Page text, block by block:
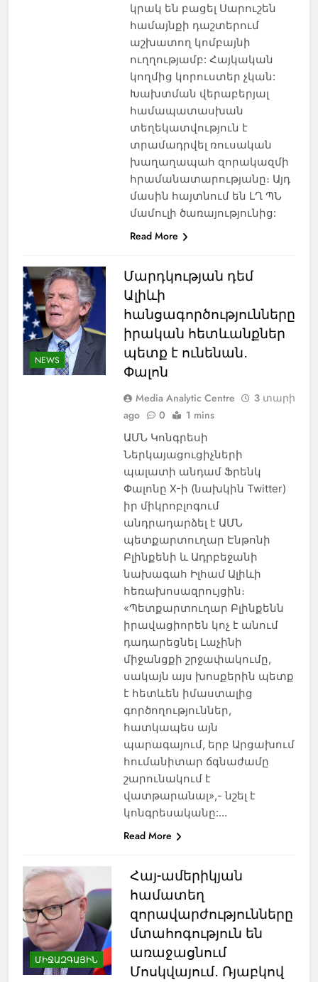
կրակ են բացել Սարուշեն
համայնքի դաշտերում
աշխատող կոմբայնի
ուղղությամբ: Հայկական
կողմից կորուստեր չկան:
Խախտման վերաբերյալ
համապատասխան
տեղեկատվություն է
տրամադրվել ռուսական
խաղաղապահ զորակազմի
հրամանատարությանը։ Այդ
մասին հայտնում են ԼՂ ՊՆ
մամուլի ծառայությունից:
Read More
NEWS
Մարդկության դեմ
Ալիևի
հանցագործությունները
իրական հետևանքներ
պետք է ունենան․
Փալոն
Media Analytic Centre
3 տարի
ago
0 1 mins
ԱՄՆ Կոնգրեսի
Ներկայացուցիչների
պալատի անդամ Ֆրենկ
Փալոնը X-ի (նախկին Twitter)
իր միկրոբլոգում
անդրադարձել է ԱՄՆ
պետքարտուղար Էնթոնի
Բլինքենի և Ադրբեջանի
նախագահ Իլհամ Ալիևի
հեռախոսազրույցին։
«Պետքարտուղար Բլինքենն
իրավացիորեն կոչ է անում
դադարեցնել Լաչինի
միջանցքի շրջափակումը,
սակայն այս խոսքերին պետք
է հետևեն իմաստալից
գործողություններ,
հատկապես այն
պարագայում, երբ Արցախում
հումանիտար ճգնաժամը
շարունակում է
վատթարանալ»,- նշել է
կոնգրեսականը:…
Read More
ՄԻՋԱԶԳԱՅԻՆ
Հայ-ամերիկյան
համատեղ
զորավարժությունները
մտահոգություն են
առաջացնում
Մոսկվայում․ Ռյաբկով